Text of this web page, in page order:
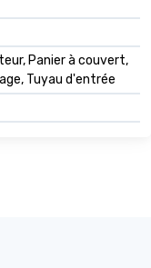
Panier à couvert,
Tuyau d'entrée